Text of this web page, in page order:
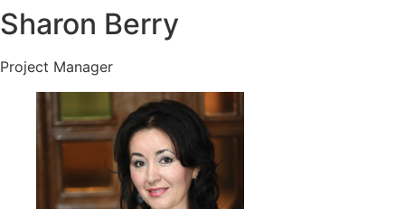
Sharon Berry
Project Manager